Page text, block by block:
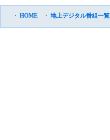
・ HOME ・ 地上デジタル番組一覧